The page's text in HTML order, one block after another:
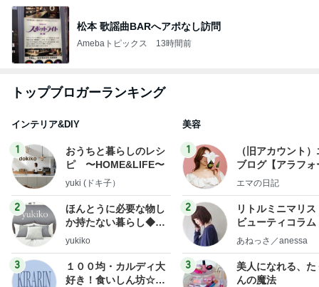
松本 歌謡曲BARへアポなし訪問
Amebaトピックス 13時間前
トップブロガーランキング
インテリア&DIY
1
おうちと暮らしのレシ
ピ 〜HOME&LIFE〜
yuki (ドキ子）
2
ほんとうに必要な物し
か持たない暮らし◆Ke
ep Life Simple◆〜イ
yukiko
3
１００均・カルディ大
好き！食いしん坊☆き
美容
1
（旧アカウント
ブログ【アラフォ
社売却セカンドラ
エマの日記
2
リトルミニマリス
ビューティコラ
little
あねっさ／anessa
3
美人になれる、た
んの魔法